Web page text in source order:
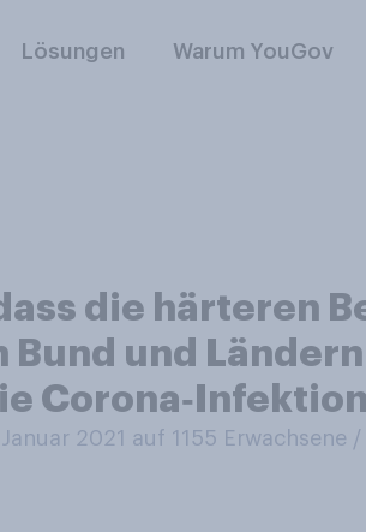
Lösungen Warum YouGov
die härteren
und
2021 auf 1155 Erwachsene